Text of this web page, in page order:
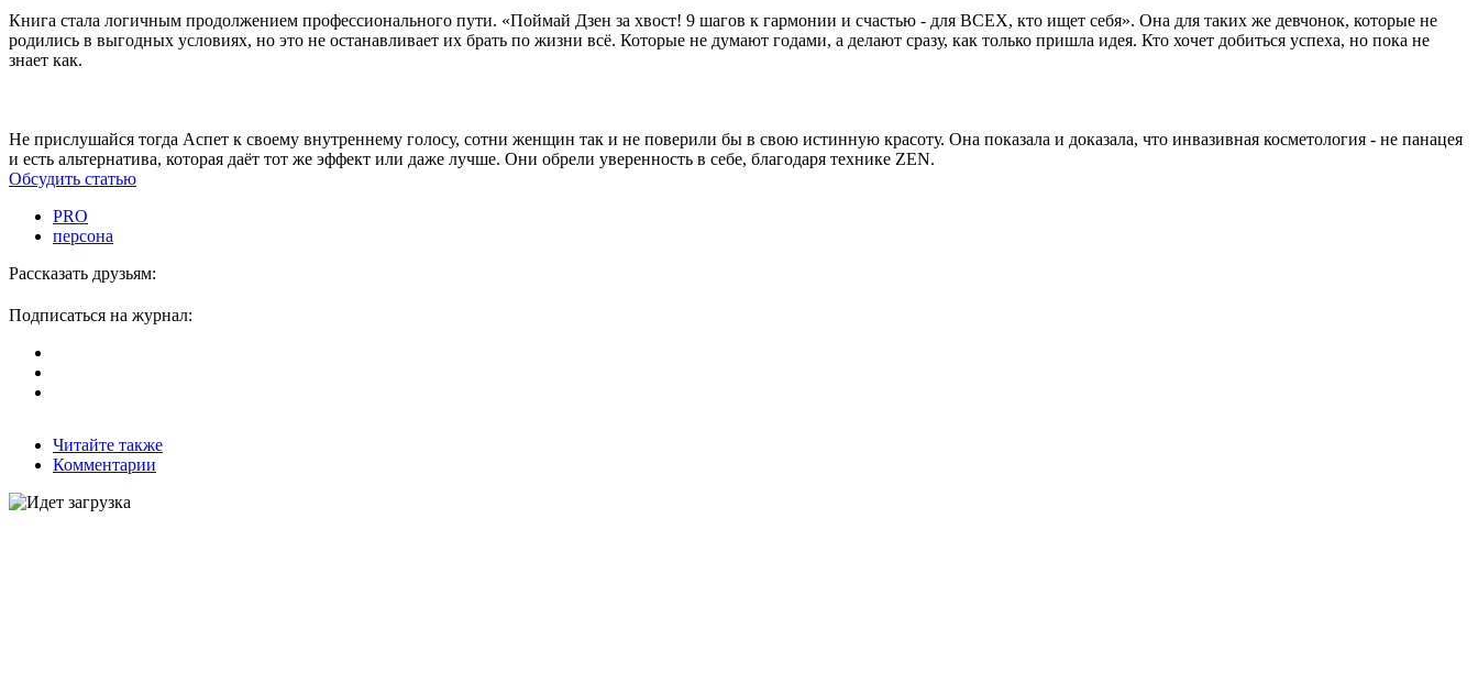
Книга стала логичным продолжением профессионального пути. «Поймай Дзен за хвост! 9 шагов к гармонии и счастью - для ВСЕХ, кто ищет себя». Она для таких же девчонок, которые не
родились в выгодных условиях, но это не останавливает их брать по жизни всё. Которые не думают годами, а делают сразу, как только пришла идея. Кто хочет добиться успеха, но пока не
знает как.
Не прислушайся тогда Аспет к своему внутреннему голосу, сотни женщин так и не поверили бы в свою истинную красоту. Она показала и доказала, что инвазивная косметология - не панацея
и есть альтернатива, которая даёт тот же эффект или даже лучше. Они обрели уверенность в себе, благодаря технике ZEN.
Обсудить статью
PRO
персона
Рассказать друзьям:
Подписаться на журнал:
Читайте также
Комментарии